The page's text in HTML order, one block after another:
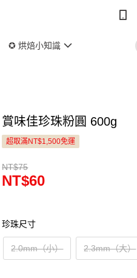
✪ 烘焙小知識
賞味佳珍珠粉圓 600g
超取滿NT$1,500免運
NT$75
NT$60
珍珠尺寸
2.0mm（小） 2.3mm（大）